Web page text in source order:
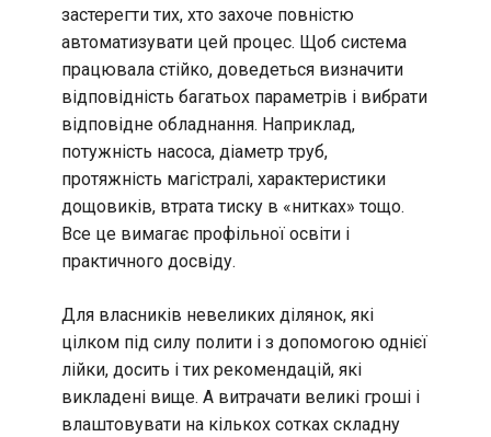
застерегти тих, хто захоче повністю
автоматизувати цей процес. Щоб система
працювала стійко, доведеться визначити
відповідність багатьох параметрів і вибрати
відповідне обладнання. Наприклад,
потужність насоса, діаметр труб,
протяжність магістралі, характеристики
дощовиків, втрата тиску в «нитках» тощо.
Все це вимагає профільної освіти і
практичного досвіду.
Для власників невеликих ділянок, які
цілком під силу полити і з допомогою однієї
лійки, досить і тих рекомендацій, які
викладені вище. А витрачати великі гроші і
влаштовувати на кількох сотках складну